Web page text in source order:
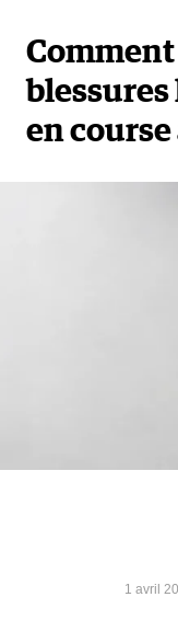
blessures
en course
1 avril